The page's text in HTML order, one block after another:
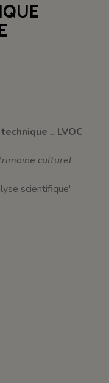
_ LVOC
culturel
scientifique'